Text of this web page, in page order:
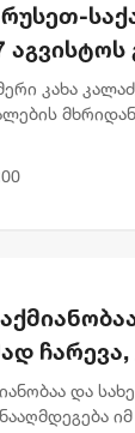
კახა
შეკითხვი...
და